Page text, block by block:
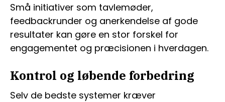
Små initiativer som tavlemøder,
feedbackrunder og anerkendelse af gode
resultater kan gøre en stor forskel for
engagementet og præcisionen i hverdagen.
Kontrol og løbende forbedring
Selv de bedste systemer kræver